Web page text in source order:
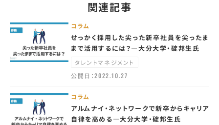
関連記事
コラム
せっかく採用した尖った新卒社員を尖ったま
まで活用するには？—大分大学・碇邦生氏
タレントマネジメント
公開日：2022.10.27
コラム
アルムナイ・ネットワークで新卒からキャリア
自律を高める—大分大学・碇邦生氏